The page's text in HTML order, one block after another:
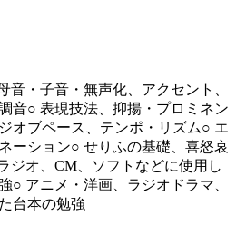
音・子音・無声化、アクセント、
音○ 表現技法、抑揚・プロミネン
オブペース、テンポ・リズム○ エ
ーション○ せりふの基礎、喜怒哀
ジオ、CM、ソフトなどに使用し
○ アニメ・洋画、ラジオドラマ、
台本の勉強